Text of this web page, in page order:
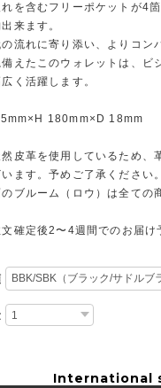
を含むフリーポケットが4
来ます。
流れに寄り添い、よりコン
えたこのウォレットは、ビ
く活躍します。
180mm×D 18mm
皮革を使用しているため、
ます。予めご了承ください。
ブルーム（ロウ）は全ての
文確定後2〜4週間でのお届け
International